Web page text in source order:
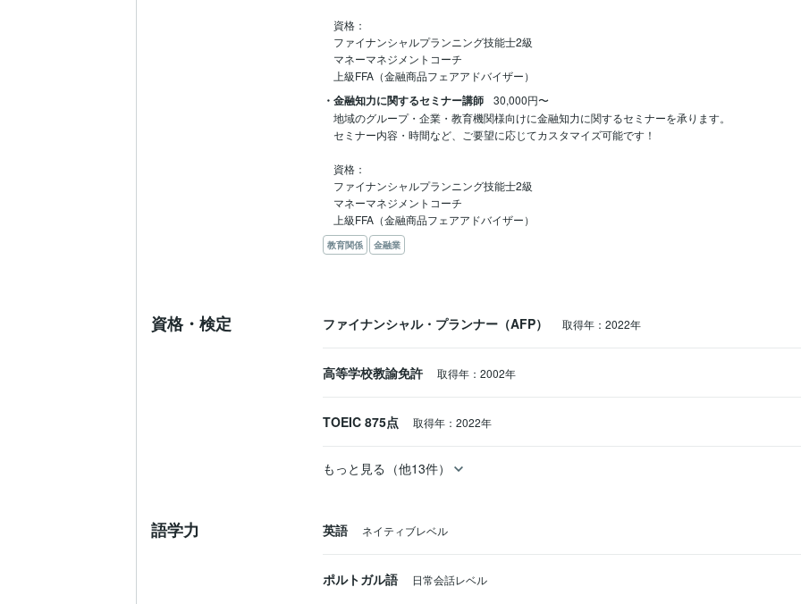
資格：
ファイナンシャルプランニング技能士2級
マネーマネジメントコーチ
上級FFA（金融商品フェアアドバイザー）
・金融知力に関するセミナー講師
30,000円〜
地域のグループ・企業・教育機関様向けに金融知力に関するセミナーを承ります。
セミナー内容・時間など、ご要望に応じてカスタマイズ可能です！
資格：
ファイナンシャルプランニング技能士2級
マネーマネジメントコーチ
上級FFA（金融商品フェアアドバイザー）
教育関係 金融業
資格・検定 ファイナンシャル・プランナー（AFP） 取得年：2022年
高等学校教諭免許 取得年：2002年
TOEIC 875点 取得年：2022年
もっと見る（他13件）
語学力 英語 ネイティブレベル
ポルトガル語 日常会話レベル